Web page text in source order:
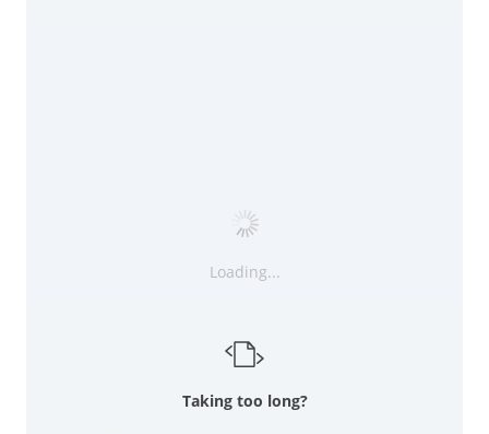
Loading...
Taking too long?